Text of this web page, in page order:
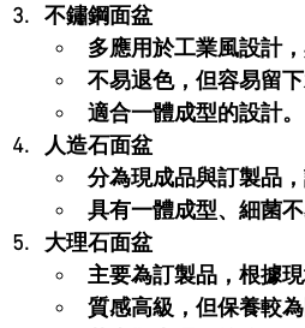
不鏽鋼面盆
多應用於工業風設計
不易退色，但容易留下
適合一體成型的設計。
人造石面盆
分為現成品與訂製品
具有一體成型、細菌
大理石面盆
主要為訂製品，根據現
質感高級，但保養較